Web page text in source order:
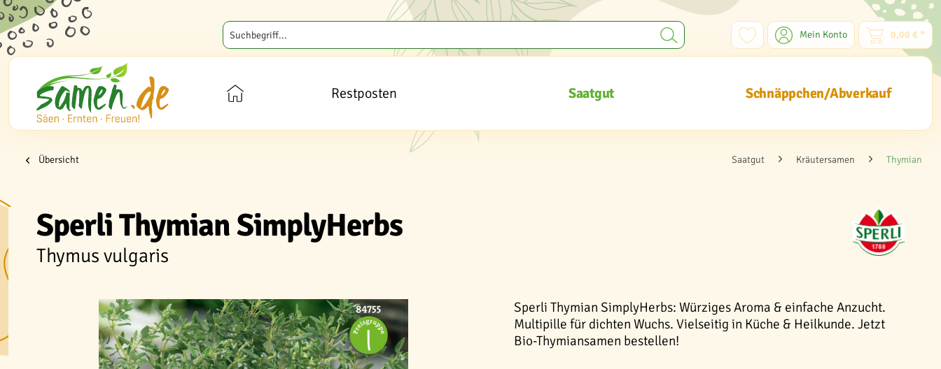
Mein Konto 0,00 € *
Restposten Saatgut Schnäppchen/Abverkauf
Übersicht Saatgut Kräutersamen Thymian
Sperli Thymian SimplyHerbs
Thymus vulgaris
Sperli Thymian SimplyHerbs: Würziges Aroma & einfache Anzucht.
Multipille für dichten Wuchs. Vielseitig in Küche & Heilkunde. Jetzt
Bio-Thymiansamen bestellen!